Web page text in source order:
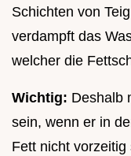
Schichten von
verdampft das
welcher die
Wichtig: Deshalb
sein, wenn er in
Fett nicht vorzeitig